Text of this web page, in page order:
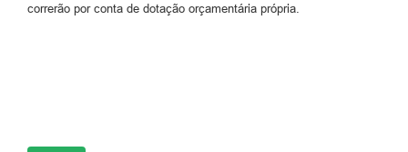
correrão por conta de dotação orçamentária própria.